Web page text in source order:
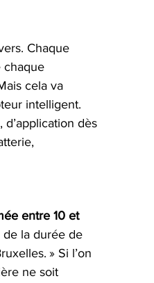
Chaque
chaque
cela va
intelligent.
d’application dès
entre 10 et
de la durée de
» Si l’on
ne soit